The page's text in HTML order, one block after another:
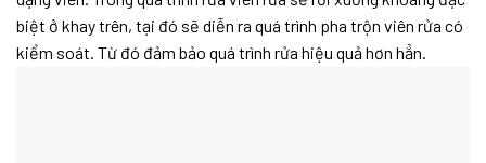
biệt ở khay trên, tại đó sẽ diễn ra quá trình pha trộn viên rửa có
kiểm soát. Từ đó đảm bảo quá trình rửa hiệu quả hơn hẳn.